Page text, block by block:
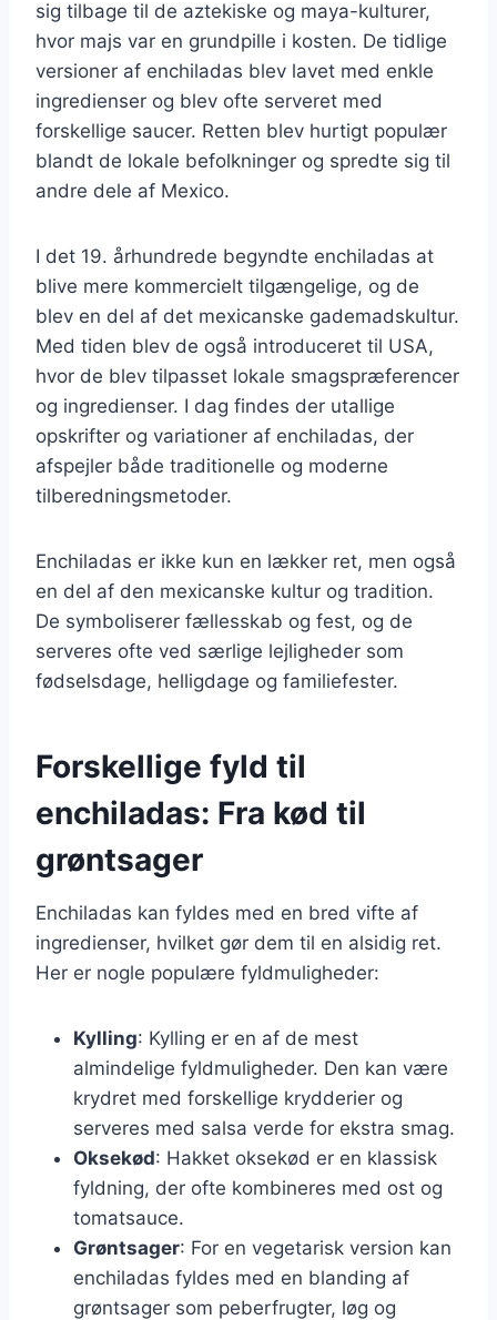
sig tilbage til de aztekiske og maya-kulturer,
hvor majs var en grundpille i kosten. De tidlige
versioner af enchiladas blev lavet med enkle
ingredienser og blev ofte serveret med
forskellige saucer. Retten blev hurtigt populær
blandt de lokale befolkninger og spredte sig til
andre dele af Mexico.
I det 19. århundrede begyndte enchiladas at
blive mere kommercielt tilgængelige, og de
blev en del af det mexicanske gademadskultur.
Med tiden blev de også introduceret til USA,
hvor de blev tilpasset lokale smagspræferencer
og ingredienser. I dag findes der utallige
opskrifter og variationer af enchiladas, der
afspejler både traditionelle og moderne
tilberedningsmetoder.
Enchiladas er ikke kun en lækker ret, men også
en del af den mexicanske kultur og tradition.
De symboliserer fællesskab og fest, og de
serveres ofte ved særlige lejligheder som
fødselsdage, helligdage og familiefester.
Forskellige fyld til
enchiladas: Fra kød til
grøntsager
Enchiladas kan fyldes med en bred vifte af
ingredienser, hvilket gør dem til en alsidig ret.
Her er nogle populære fyldmuligheder:
Kylling: Kylling er en af de mest
almindelige fyldmuligheder. Den kan være
krydret med forskellige krydderier og
serveres med salsa verde for ekstra smag.
Oksekød: Hakket oksekød er en klassisk
fyldning, der ofte kombineres med ost og
tomatsauce.
Grøntsager: For en vegetarisk version kan
enchiladas fyldes med en blanding af
grøntsager som peberfrugter, løg og